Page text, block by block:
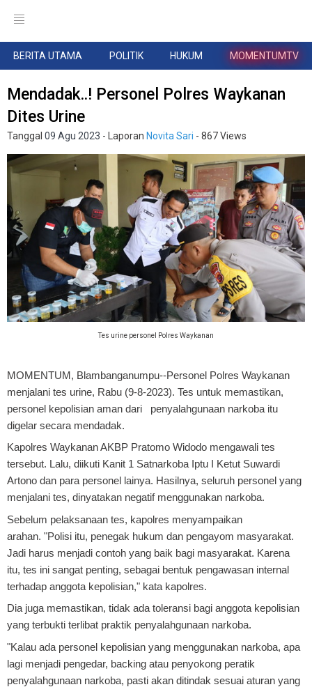
BERITA UTAMA POLITIK HUKUM MOMENTUMTV
Mendadak..! Personel Polres Waykanan
Dites Urine
Tanggal 09 Agu 2023 - Laporan Novita Sari - 867 Views
Tes urine personel Polres Waykanan
MOMENTUM, Blambanganumpu--Personel Polres Waykanan
menjalani tes urine, Rabu (9-8-2023). Tes untuk memastikan,
personel kepolisian aman dari penyalahgunaan narkoba itu
digelar secara mendadak.
Kapolres Waykanan AKBP Pratomo Widodo mengawali tes
tersebut. Lalu, diikuti Kanit 1 Satnarkoba Iptu I Ketut Suwardi
Artono dan para personel lainya. Hasilnya, seluruh personel yang
menjalani tes, dinyatakan negatif menggunakan narkoba.
Sebelum pelaksanaan tes, kapolres menyampaikan
arahan. "Polisi itu, penegak hukum dan pengayom masyarakat.
Jadi harus menjadi contoh yang baik bagi masyarakat. Karena
itu, tes ini sangat penting, sebagai bentuk pengawasan internal
terhadap anggota kepolisian," kata kapolres.
Dia juga memastikan, tidak ada toleransi bagi anggota kepolisian
yang terbukti terlibat praktik penyalahgunaan narkoba.
"Kalau ada personel kepolisian yang menggunakan narkoba, apa
lagi menjadi pengedar, backing atau penyokong peratik
penyalahgunaan narkoba, pasti akan ditindak sesuai aturan yang